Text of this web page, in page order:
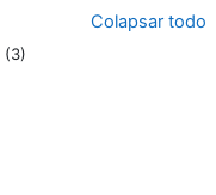
Colapsar todo
(3)